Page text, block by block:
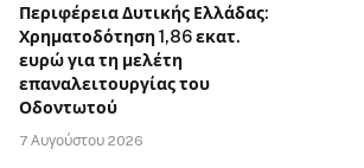
Περιφέρεια Δυτικής Ελλάδας:
Χρηματοδότηση 1,86 εκατ.
ευρώ για τη μελέτη
επαναλειτουργίας του
Οδοντωτού
7 Αυγούστου 2026